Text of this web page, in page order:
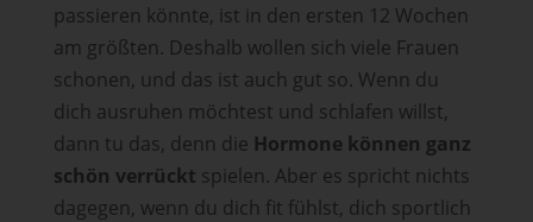
passieren könnte, ist in den ersten 12 Wochen
am größten. Deshalb wollen sich viele Frauen
schonen, und das ist auch gut so. Wenn du
dich ausruhen möchtest und schlafen willst,
dann tu das, denn die Hormone können ganz
schön verrückt spielen. Aber es spricht nichts
dagegen, wenn du dich fit fühlst, dich sportlich